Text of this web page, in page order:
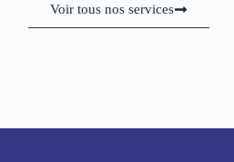
Voir tous nos services